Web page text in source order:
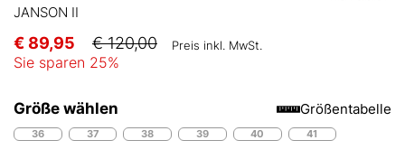
JANSON II
€ 89,95 € 120,00 Preis inkl. MwSt.
Sie sparen 25%
Größe wählen Größentabelle
36 37 38 39 40 41